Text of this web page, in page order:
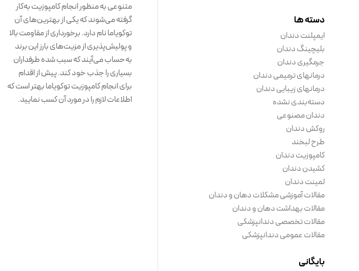
متنوعی به منظور انجام کامپوزیت به‌کار
گرفته می‌شوند که یکی از بهترین‌های آن
توکویاما نام دارد. برخورداری از مقاومت بالا
و پولیش‌پذیری از مزیت‌های بارز این برند
به‌حساب می‌آیند که سبب شده طرفداران
بسیاری را جذب خود کند. پیش از اقدام
برای انجام کامپوزیت توکویاما بهتر است که
اطلاعات لازم را در مورد آن کسب نمایید.
دسته ها
ایمپلنت دندان
بلیچینگ دندان
جرمگیری دندان
درمانهای ترمیمی دندان
درمانهای زیبایی دندان
دسته‌بندی نشده
دندان مصنوعی
روکش دندان
طرح لبخند
کامپوزیت دندان
کشیدن دندان
لمینت دندان
مقالات آموزشی مشکلات دهان و دندان
مقالات بهداشت دهان و دندان
مقالات تخصصی دندانپزشکی
مقالات عمومی دندانپزشکی
بایگانی